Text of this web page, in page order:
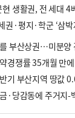
부산상권…미분양
기 부산지역 땅값